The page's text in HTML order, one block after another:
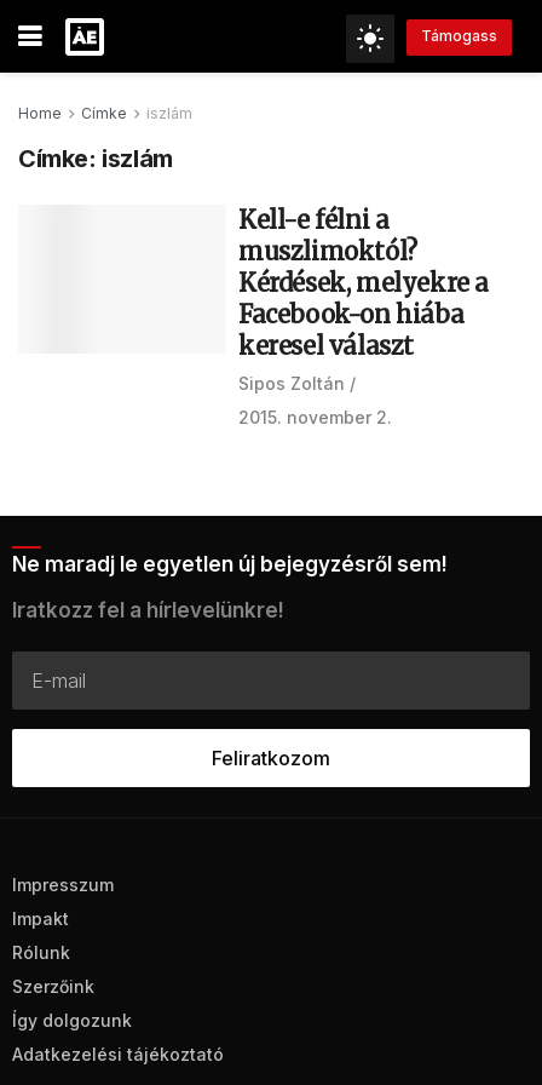
Támogass
Home Címke iszlám
Címke: iszlám
Kell-e félni a
muszlimoktól?
Kérdések, melyekre a
Facebook-on hiába
keresel választ
Sipos Zoltán
2015. november 2.
Ne maradj le egyetlen új bejegyzésről sem!
Iratkozz fel a hírlevelünkre!
Impresszum
Impakt
Rólunk
Szerzőink
Így dolgozunk
Adatkezelési tájékoztató